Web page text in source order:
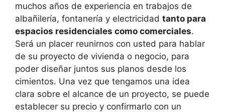
muchos años de experiencia en trabajos de
albañilería, fontanería y electricidad tanto para
espacios residenciales como comerciales.
Será un placer reunirnos con usted para hablar
de su proyecto de vivienda o negocio, para
poder diseñar juntos sus planos desde los
cimientos. Una vez que tengamos una idea
clara sobre el alcance de un proyecto, se puede
establecer su precio y confirmarlo con un